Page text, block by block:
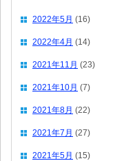
2022年5月 (16)
2022年4月 (14)
2021年11月 (23)
2021年10月 (7)
2021年8月 (22)
2021年7月 (27)
2021年5月 (15)